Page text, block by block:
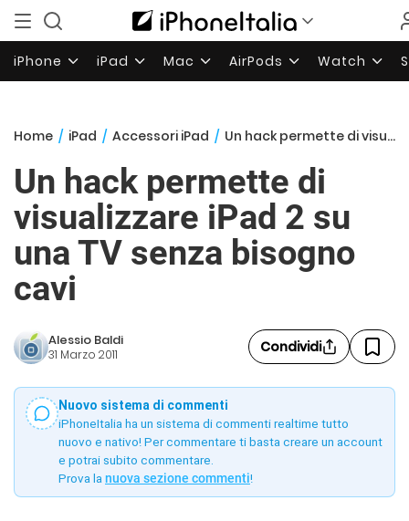
iPhone iPad Mac AirPods Watch
Home / iPad / Accessori iPad / Un hack permette di visualizzare iPad 2 su una TV senza bisogno cavi
Un hack permette di
visualizzare iPad 2 su
una TV senza bisogno
cavi
Alessio Baldi
31 Marzo 2011 Condividi
Nuovo sistema di commenti
iPhoneItalia ha un sistema di commenti realtime tutto
nuovo e nativo! Per commentare ti basta creare un account
e potrai subito commentare.
Prova la nuova sezione commenti!